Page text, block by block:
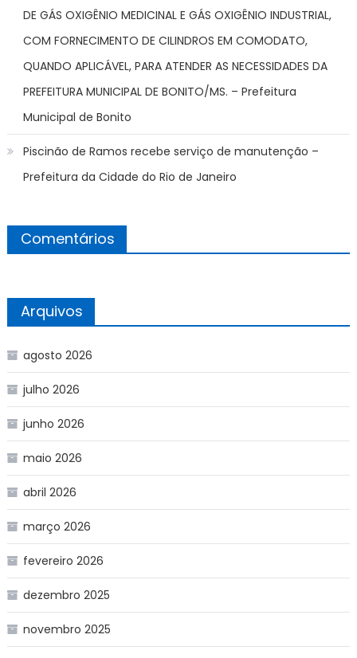
DE GÁS OXIGÊNIO MEDICINAL E GÁS OXIGÊNIO INDUSTRIAL,
COM FORNECIMENTO DE CILINDROS EM COMODATO,
QUANDO APLICÁVEL, PARA ATENDER AS NECESSIDADES DA
PREFEITURA MUNICIPAL DE BONITO/MS. – Prefeitura
Municipal de Bonito
Piscinão de Ramos recebe serviço de manutenção –
Prefeitura da Cidade do Rio de Janeiro
Comentários
Arquivos
agosto 2026
julho 2026
junho 2026
maio 2026
abril 2026
março 2026
fevereiro 2026
dezembro 2025
novembro 2025